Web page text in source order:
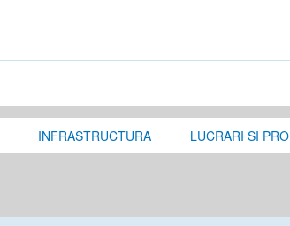
INFRASTRUCTURA LUCRARI SI